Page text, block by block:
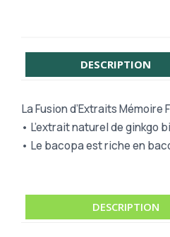
DESCRIPTION
La Fusion d’Extraits
• L’extrait naturel de
• Le bacopa est riche en
DESCRIPTION